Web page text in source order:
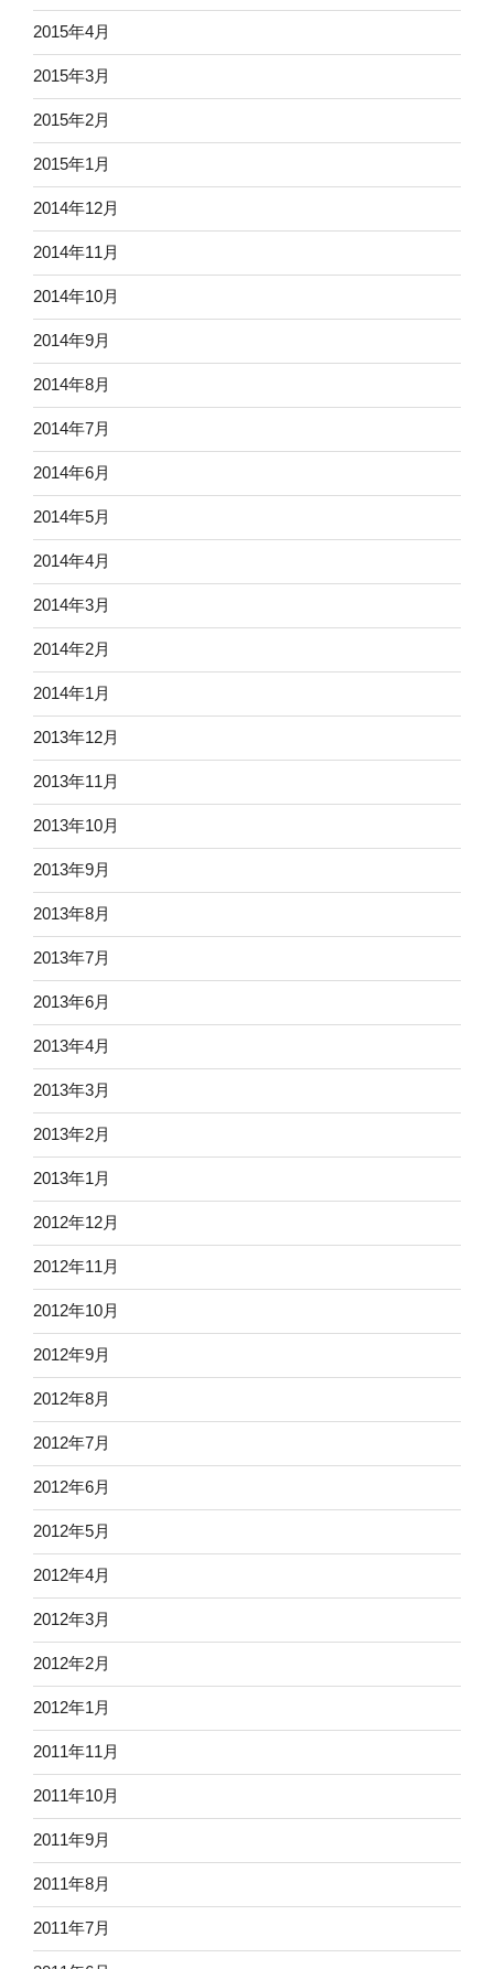
2015年4月
2015年3月
2015年2月
2015年1月
2014年12月
2014年11月
2014年10月
2014年9月
2014年8月
2014年7月
2014年6月
2014年5月
2014年4月
2014年3月
2014年2月
2014年1月
2013年12月
2013年11月
2013年10月
2013年9月
2013年8月
2013年7月
2013年6月
2013年4月
2013年3月
2013年2月
2013年1月
2012年12月
2012年11月
2012年10月
2012年9月
2012年8月
2012年7月
2012年6月
2012年5月
2012年4月
2012年3月
2012年2月
2012年1月
2011年11月
2011年10月
2011年9月
2011年8月
2011年7月